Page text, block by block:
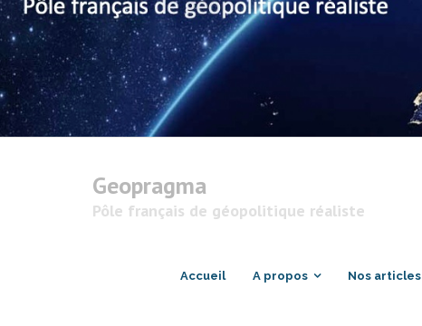
Geopragma
Pôle français de géopolitique réaliste
Accueil A propos Nos articles